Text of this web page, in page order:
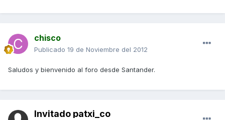
chisco
Publicado 19 de Noviembre del 2012
Saludos y bienvenido al foro desde Santander.
Invitado patxi_co